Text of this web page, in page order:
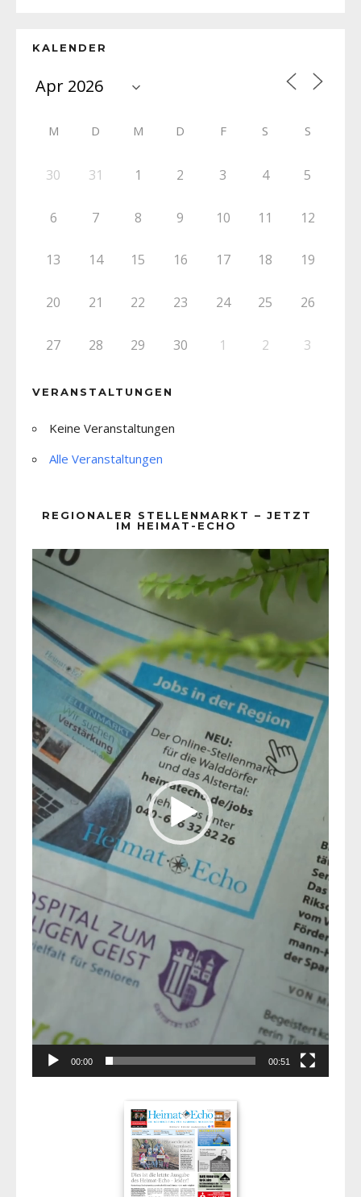
KALENDER
M D M D F S S
30 31 1 2 3 4 5
6 7 8 9 10 11 12
13 14 15 16 17 18 19
20 21 22 23 24 25 26
27 28 29 30 1 2 3
VERANSTALTUNGEN
Keine Veranstaltungen
Alle Veranstaltungen
REGIONALER STELLENMARKT – JETZT
IM HEIMAT-ECHO
Player
00:00 00:51